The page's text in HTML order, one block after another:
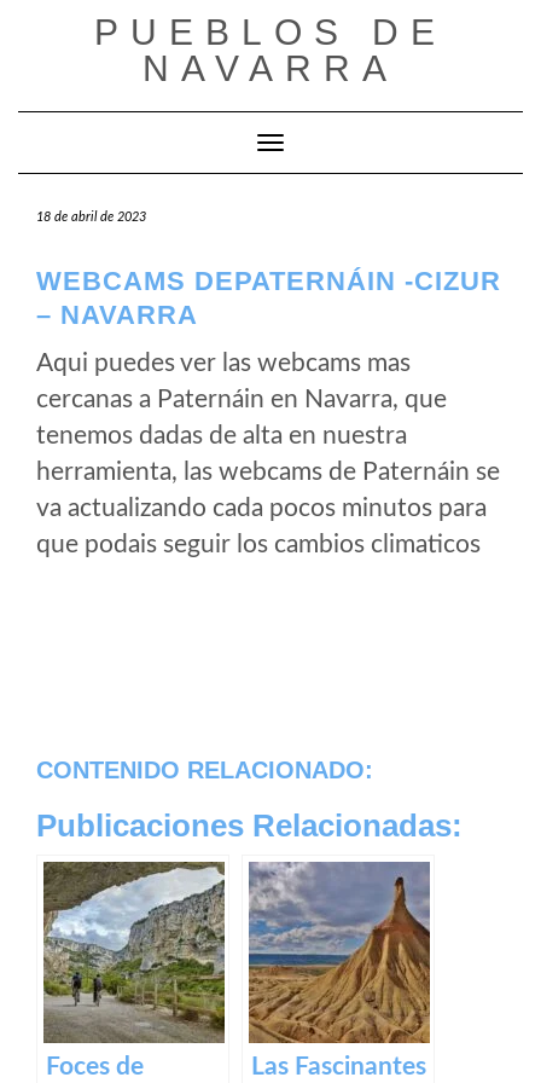
PUEBLOS DE
NAVARRA
Cambiar modo de navegación
18 de abril de 2023
WEBCAMS DEPATERNÁIN -CIZUR
– NAVARRA
Aqui puedes ver las webcams mas
cercanas a Paternáin en Navarra, que
tenemos dadas de alta en nuestra
herramienta, las webcams de Paternáin se
va actualizando cada pocos minutos para
que podais seguir los cambios climaticos
CONTENIDO RELACIONADO:
Publicaciones Relacionadas:
Foces de
Las Fascinantes